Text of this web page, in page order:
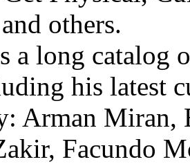
others.
a long catalog
his latest
Arman Miran,
Facundo